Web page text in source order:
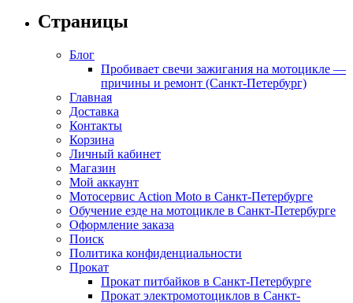
Страницы
Блог
Пробивает свечи зажигания на мотоцикле —
причины и ремонт (Санкт-Петербург)
Главная
Доставка
Контакты
Корзина
Личный кабинет
Магазин
Мой аккаунт
Мотосервис Action Moto в Санкт-Петербурге
Обучение езде на мотоцикле в Санкт-Петербурге
Оформление заказа
Поиск
Политика конфиденциальности
Прокат
Прокат питбайков в Санкт-Петербурге
Прокат электромотоциклов в Санкт-